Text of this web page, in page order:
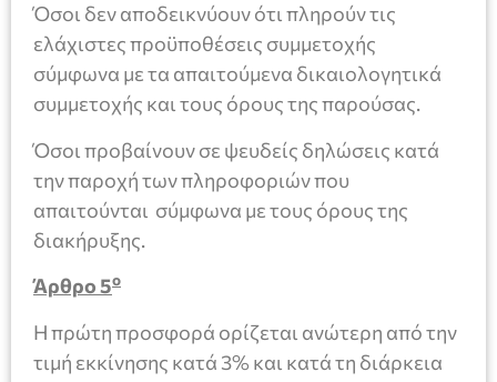
Όσοι δεν αποδεικνύουν ότι πληρούν τις
ελάχιστες προϋποθέσεις συμμετοχής
σύμφωνα με τα απαιτούμενα δικαιολογητικά
συμμετοχής και τους όρους της παρούσας.
Όσοι προβαίνουν σε ψευδείς δηλώσεις κατά
την παροχή των πληροφοριών που
απαιτούνται σύμφωνα με τους όρους της
διακήρυξης.
Άρθρο 5ο
Η πρώτη προσφορά ορίζεται ανώτερη από την
τιμή εκκίνησης κατά 3% και κατά τη διάρκεια